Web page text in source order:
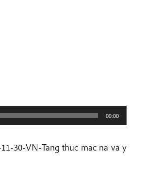
00:00
11-30-VN-Tang thuc mac na va y